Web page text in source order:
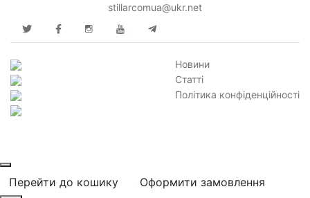
stillarcomua@ukr.net
Новини
Статті
Політика конфіденційності
Перейти до кошику Оформити замовлення